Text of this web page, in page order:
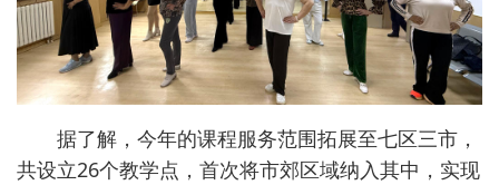
据了解，今年的课程服务范围拓展至七区三市，
共设立26个教学点，首次将市郊区域纳入其中，实现